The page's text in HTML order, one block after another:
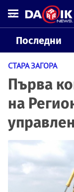
Последни
СТАРА ЗАГОРА
Първа
на